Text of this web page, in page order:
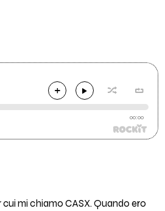
00:00
mi chiamo CASX. Quando ero